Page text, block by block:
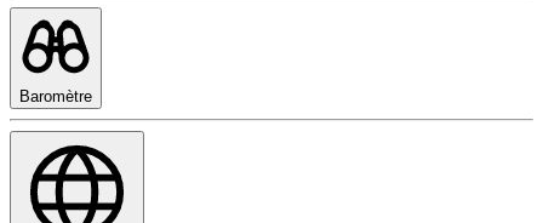
Baromètre